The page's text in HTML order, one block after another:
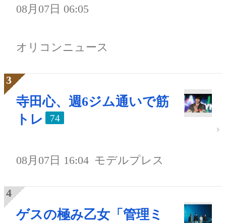
08月07日 06:05
オリコンニュース
寺田心、週6ジム通いで筋
トレ
74
08月07日 16:04 モデルプレス
ゲスの極み乙女「管理ミ